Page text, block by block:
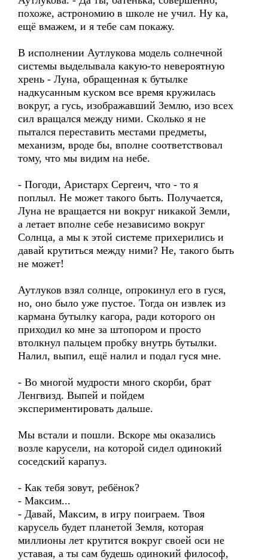
похоже, астрономию в школе не учил. Ну ка,
ещё вмажем, и я тебе сам покажу.
В исполнении Аутлукова модель солнечной
системы выделывала какую-то невероятную
хрень - Луна, обращенная к бутылке
надкусанным куском все время кружилась
вокруг, а гусь, изображавший Землю, изо всех
сил вращался между ними. Сколько я не
пытался переставить местами предметы,
механизм, вроде бы, вполне соответствовал
тому, что мы видим на небе.
- Погоди, Аристарх Сергеич, что - то я
поплыл. Не может такого быть. Получается,
Луна не вращается ни вокруг никакой Земли,
а летает вполне себе независимо вокруг
Солнца, а мы к этой системе прихерились и
давай крутиться между ними? Не, такого быть
не может!
Аутлуков взял солнце, опрокинул его в гуся,
но, оно было уже пустое. Тогда он извлек из
кармана бутылку кагора, ради которого он
приходил ко мне за штопором и просто
втолкнул пальцем пробку внутрь бутылки.
Налил, выпил, ещё налил и подал гуся мне.
- Во многой мудрости много скорби, брат
Ленгвизд. Выпей и пойдем
экспериментировать дальше.
Мы встали и пошли. Вскоре мы оказались
возле карусели, на которой сидел одинокий
соседский карапуз.
- Как тебя зовут, ребёнок?
- Максим...
- Давай, Максим, в игру поиграем. Твоя
карусель будет планетой Земля, которая
миллионы лет крутится вокруг своей оси не
уставая, а ты сам будешь одинокий философ,